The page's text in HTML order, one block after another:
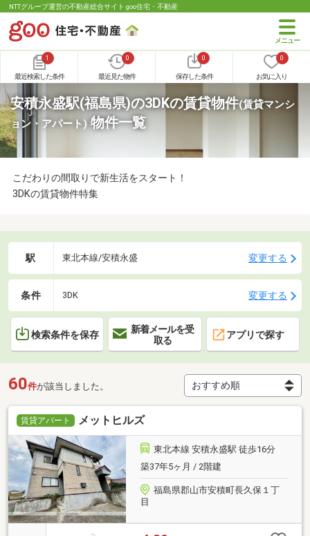
NTTグループ運営の不動産総合サイト goo住宅・不動産
1
最近検索した条件
0
最近見た物件
0
保存した条件
0
お気に入り
安積永盛駅(福島県)の3DKの賃貸物件(賃貸マンシ
ョン・アパート) 物件一覧
こだわりの間取りで新生活をスタート！
3DKの賃貸物件特集
駅 東北本線/安積永盛 変更する
条件 3DK 変更する
検索条件を保存
新着メールを受
取る
アプリで探す
60件が該当しました。
賃貸アパート メットヒルズ
東北本線 安積永盛駅 徒歩16分
築37年5ヶ月 / 2階建
福島県郡山市安積町長久保１丁
目